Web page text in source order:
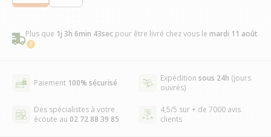
Plus que 1j 3h 6min 42sec pour être livré chez vous le mardi 11 août
Paiement 100% sécurisé Expédition sous 24h (jours
ouvrés)
Des spécialistes à votre
écoute au 02 72 88 39 85
4,5/5 sur + de 7000 avis
clients